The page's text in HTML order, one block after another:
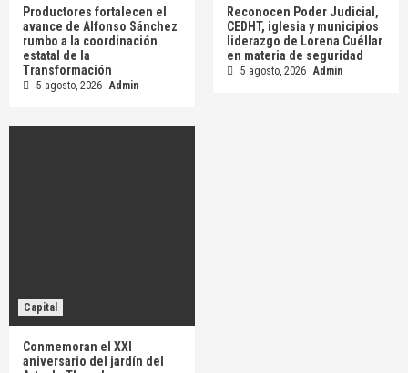
Productores fortalecen el
avance de Alfonso Sánchez
rumbo a la coordinación
estatal de la
Transformación
5 agosto, 2026 Admin
Reconocen Poder Judicial,
CEDHT, iglesia y municipios
liderazgo de Lorena Cuéllar
en materia de seguridad
5 agosto, 2026 Admin
Capital
Conmemoran el XXI
aniversario del jardín del